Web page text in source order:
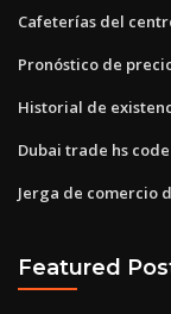
Cafeterías del
Pronóstico de
Historial de
Dubai trade hs code
Jerga de comercio
Featured